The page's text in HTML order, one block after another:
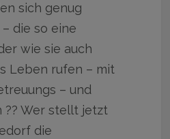
sich genug
die so eine
wie sie auch
Leben rufen – mit
– und
?? Wer stellt jetzt
die